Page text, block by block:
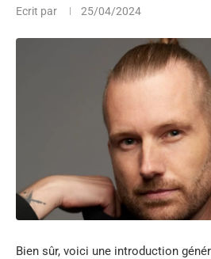
Ecrit par 25/04/2024
Bien sûr, voici une introduction